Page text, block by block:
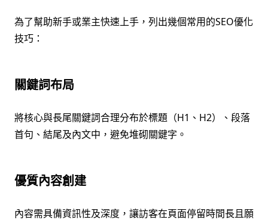
為了幫助新手或業主快速上手，列出幾個常用的SEO優化
技巧：
關鍵詞布局
將核心與長尾關鍵詞合理分布於標題（H1、H2）、段落
首句、結尾及內文中，避免堆砌關鍵字。
優質內容創建
內容需具備資訊性及深度，讓訪客在頁面停留時間長且願